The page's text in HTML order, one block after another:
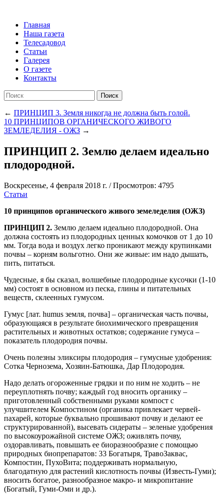
Главная
Наша газета
Телесадовод
Статьи
Галерея
О газете
Контакты
Поиск
← ПРИНЦИП 3. Земля никогда не должна быть голой.
10 ПРИНЦИПОВ ОРГАНИЧЕСКОГО ЖИВОГО
ЗЕМЛЕДЕЛИЯ - ОЖЗ →
ПРИНЦИП 2. Землю делаем идеально
плодородной.
Воскресенье, 4 февраля 2018 г. /Просмотров: 4795
Статьи
10 принципов органического живого земеледелия (ОЖЗ)
ПРИНЦИП 2. Землю делаем идеально плодородной. Она
должна состоять из плодородных ценных комочков от 1 до 10
мм. Тогда вода и воздух легко проникают между крупинками
почвы – корням вольготно. Они же живые: им надо дышать,
пить, питаться.
Чудесные, я бы сказал, волшебные плодородные кусочки (1-10
мм) состоят в основном из песка, глины и питательных
веществ, склеенных гумусом.
Гумус [лат. humus земля, почва] – органическая часть почвы,
образующаяся в результате биохимического превращения
растительных и животных остатков; содержание гумуса –
показатель плодородия почвы.
Очень полезны эликсиры плодородия – гумусные удобрения:
Сотка Чернозема, Хозяин-Батюшка, Дар Плодородия.
Надо делать огороженные грядки и по ним не ходить – не
переуплотнять почву; каждый год вносить органику –
приготовленный собственными руками компост с
улучшителем Компостином (органика привлекает червей-
пахарей, которые буквально прошивают почву и делают ее
структурированной), высевать сидераты – зеленые удобрения
по высокоурожайной системе ОЖЗ; оживлять почву,
оздоравливать, повышать ее биоразнообразие с помощью
природных биопрепаратов: 33 Богатыря, ТравоЗаквас,
Компостин, ПухоВита; поддерживать нормальную,
благодатную для растений кислотность почвы (Известь-Гуми);
вносить богатое, разнообразное макро- и микропитание
(Богатый, Гуми-Оми и др.).